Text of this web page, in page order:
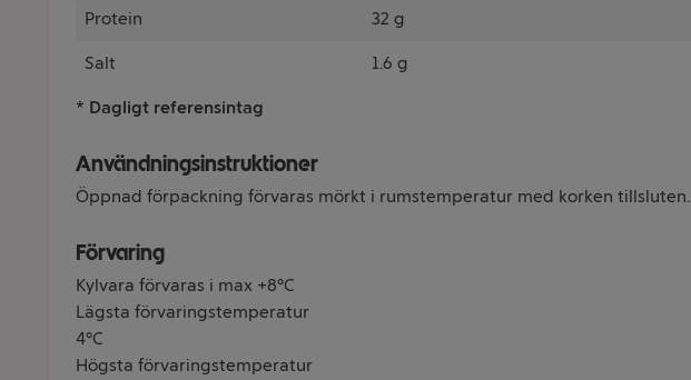
Protein 32 g
Salt 1.6 g
* Dagligt referensintag
Användningsinstruktioner
Öppnad förpackning förvaras mörkt i rumstemperatur med korken tillsluten.
Förvaring
Kylvara förvaras i max +8°C
Lägsta förvaringstemperatur
4°C
Högsta förvaringstemperatur